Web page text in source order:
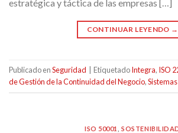
estratégica y táctica de las empresas […]
CONTINUAR LEYENDO →
Publicado enSeguridad EtiquetadoIntegra, ISO
de Gestión de la Continuidad del Negocio,
ISO 50001 ,